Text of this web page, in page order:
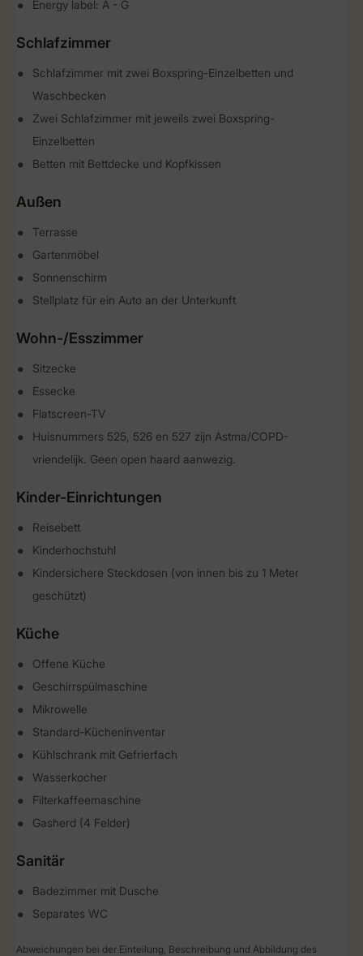
Energy label: A - G
Schlafzimmer
Schlafzimmer mit zwei Boxspring-Einzelbetten und
Waschbecken
Zwei Schlafzimmer mit jeweils zwei Boxspring-
Einzelbetten
Betten mit Bettdecke und Kopfkissen
Außen
Terrasse
Gartenmöbel
Sonnenschirm
Stellplatz für ein Auto an der Unterkunft
Wohn-/Esszimmer
Sitzecke
Essecke
Flatscreen-TV
Huisnummers 525, 526 en 527 zijn Astma/COPD-
vriendelijk. Geen open haard aanwezig.
Kinder-Einrichtungen
Reisebett
Kinderhochstuhl
Kindersichere Steckdosen (von innen bis zu 1 Meter
geschützt)
Küche
Offene Küche
Geschirrspülmaschine
Mikrowelle
Standard-Kücheninventar
Kühlschrank mit Gefrierfach
Wasserkocher
Filterkaffeemaschine
Gasherd (4 Felder)
Sanitär
Badezimmer mit Dusche
Separates WC
Abweichungen bei der Einteilung, Beschreibung und Abbildung des